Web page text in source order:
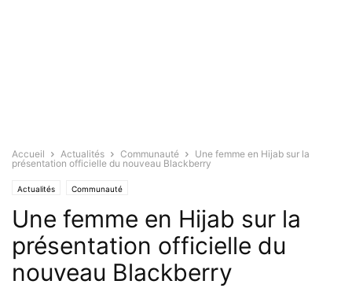
Accueil Actualités Communauté
Une femme en Hijab sur la
présentation officielle du nouveau Blackberry
Actualités Communauté
Une femme en Hijab sur la
présentation officielle du
nouveau Blackberry